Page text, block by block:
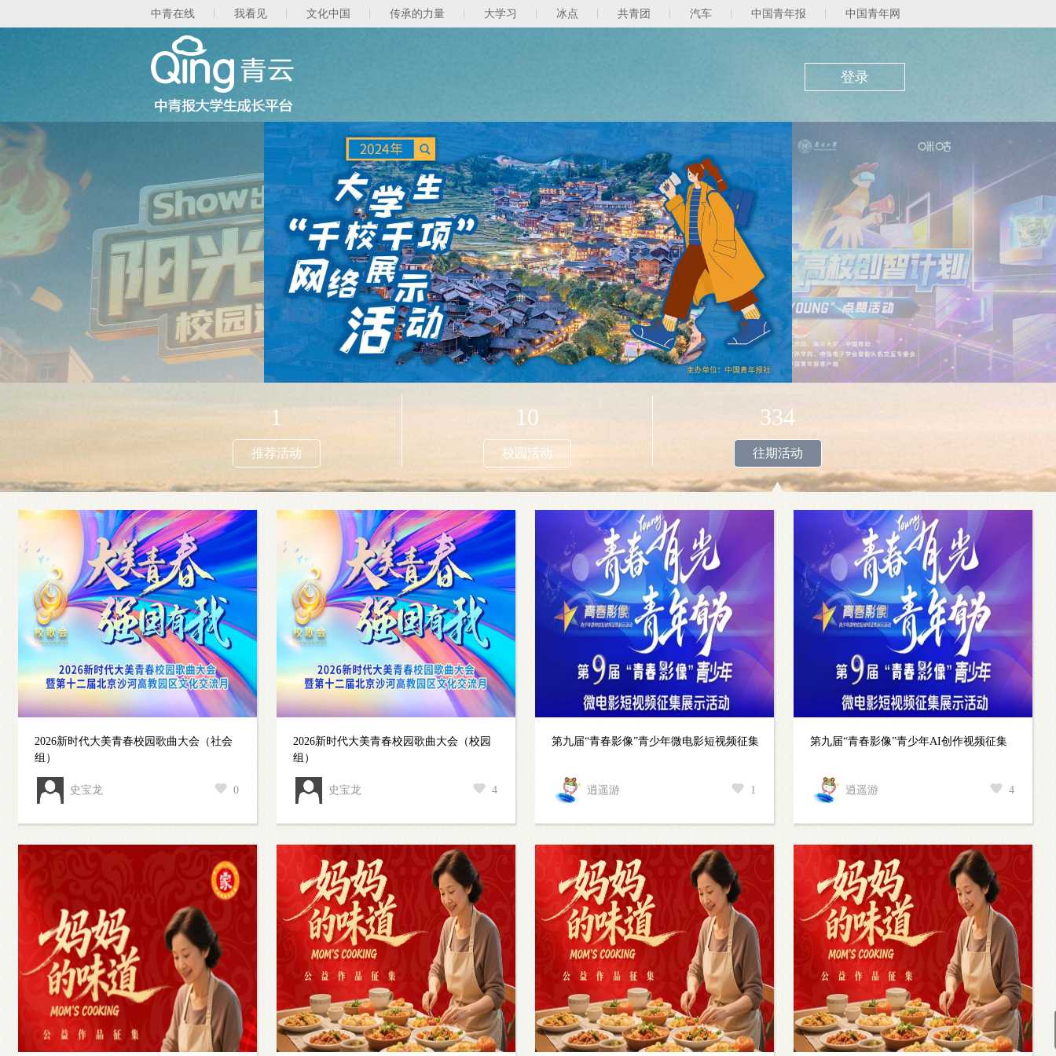
中青在线 我看见 文化中国 传承的力量 大学习 冰点 共青团 汽车 中国青年报 中国青年网
登录
1
推荐活动
10
校园活动
334
往期活动
2026新时代大美青春校园歌曲大会（社会
组）
史宝龙 0
2026新时代大美青春校园歌曲大会（校园
组）
史宝龙 4
第九届“青春影像”青少年微电影短视频征集
逍遥游 1
第九届“青春影像”青少年AI创作视频征集
逍遥游 4